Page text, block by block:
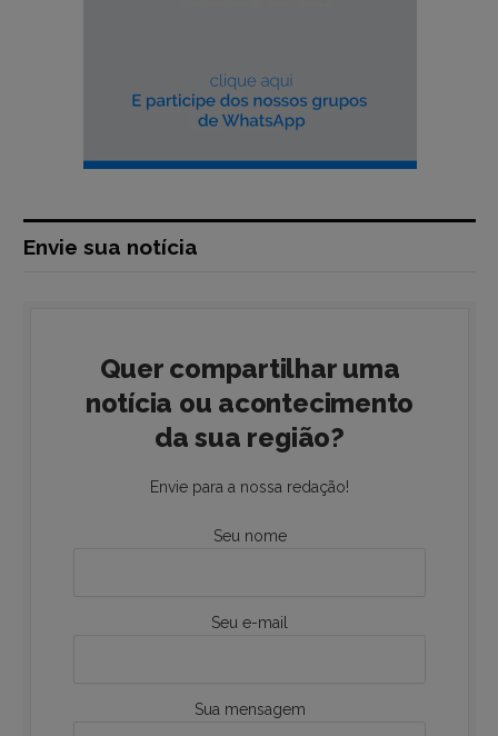
Envie sua notícia
Quer compartilhar uma
notícia ou acontecimento
da sua região?
Envie para a nossa redação!
Seu nome
Seu e-mail
Sua mensagem